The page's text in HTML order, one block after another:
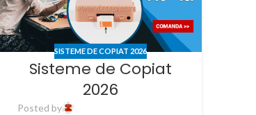
SISTEME DE COPIAT 2026
Sisteme de Copiat
2026
Posted by